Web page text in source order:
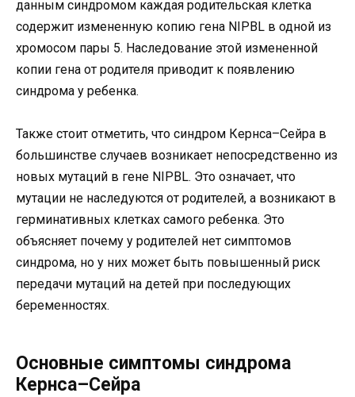
данным синдромом каждая родительская клетка
содержит измененную копию гена NIPBL в одной из
хромосом пары 5. Наследование этой измененной
копии гена от родителя приводит к появлению
синдрома у ребенка.
Также стоит отметить, что синдром Кернса–Сейра в
большинстве случаев возникает непосредственно из
новых мутаций в гене NIPBL. Это означает, что
мутации не наследуются от родителей, а возникают в
герминативных клетках самого ребенка. Это
объясняет почему у родителей нет симптомов
синдрома, но у них может быть повышенный риск
передачи мутаций на детей при последующих
беременностях.
Основные симптомы синдрома
Кернса–Сейра